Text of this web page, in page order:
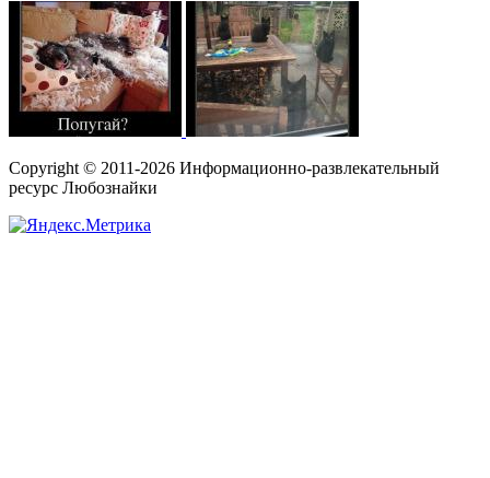
Copyright © 2011-2026 Информационно-развлекательный
ресурс Любознайки